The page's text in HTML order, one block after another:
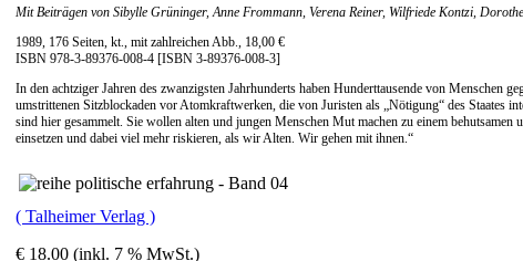
Mit Beiträgen von Sibylle Grüninger, Anne Frommann, Verena Reiner, Wilfriede Kontzi,
1989, 176 Seiten, kt., mit zahlreichen Abb., 18,00 €
ISBN 978-3-89376-008-4 [ISBN 3-89376-008-3]
In den achtziger Jahren des zwanzigsten Jahrhunderts haben Hunderttausende von Menschen
umstrittenen Sitzblockaden vor Atomkraftwerken, die von Juristen als „Nötigung“ des Staates
sind hier gesammelt. Sie wollen alten und jungen Menschen Mut machen zu einem
einsetzen und dabei viel mehr riskieren, als wir Alten. Wir gehen mit ihnen.“
( Talheimer Verlag )
€ 18.00 (inkl. 7 % MwSt.)